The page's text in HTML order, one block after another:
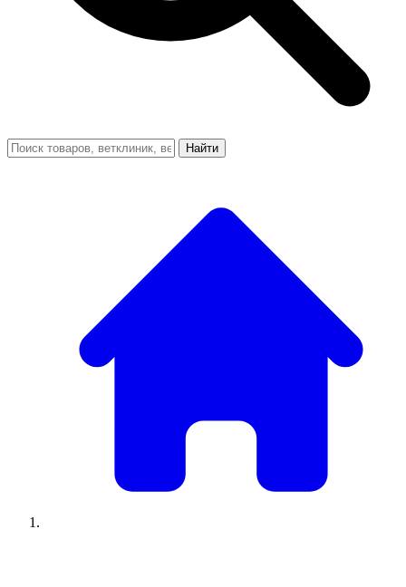
Найти